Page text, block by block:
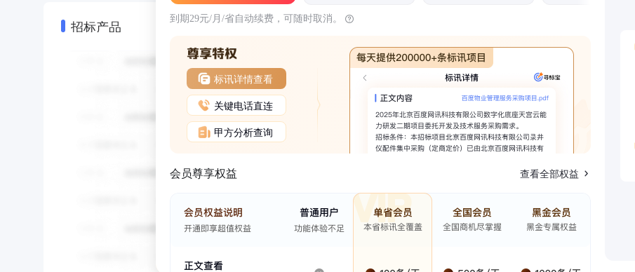
招标产品 到期29元/月/省自动续费，可随时取消。
标讯详情查看
关键电话直连
甲方分析查询
会员尊享权益 查看全部权益